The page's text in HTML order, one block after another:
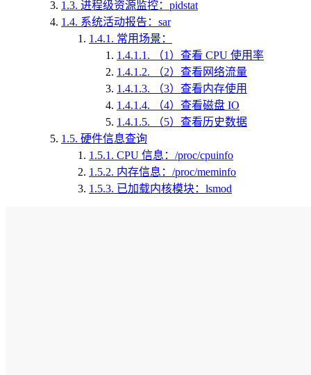
1.3. 进程级资源监控：pidstat
1.4. 系统活动报告：sar
1.4.1. 常用场景：
1.4.1.1.
（1）查看 CPU 使用率
1.4.1.2.
（2）查看网络流量
1.4.1.3.
（3）查看内存使用
1.4.1.4.
（4）查看磁盘 IO
1.4.1.5.
（5）查看历史数据
1.5. 硬件信息查询
1.5.1. CPU 信息：/proc/cpuinfo
1.5.2. 内存信息：/proc/meminfo
1.5.3. 已加载内核模块：lsmod